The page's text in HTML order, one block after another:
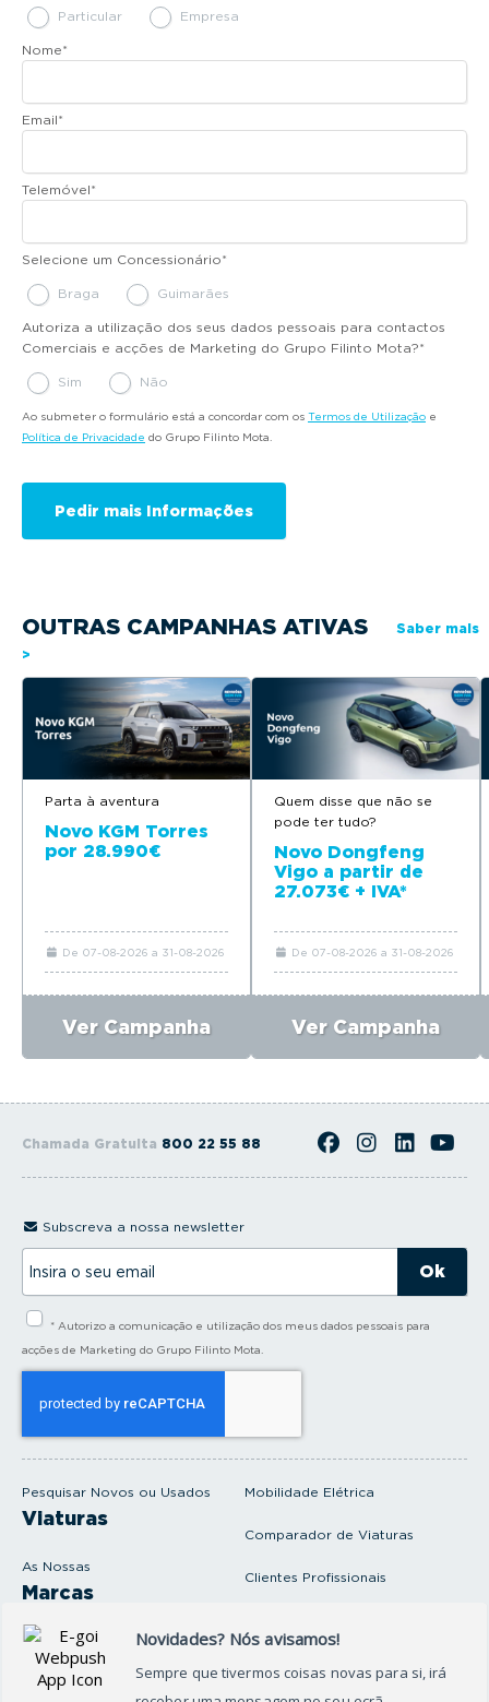
Particular Empresa
Nome*
Email*
Telemóvel*
Selecione um Concessionário*
Braga Guimarães
Autoriza a utilização dos seus dados pessoais para contactos
Comerciais e acções de Marketing do Grupo Filinto Mota?*
Sim Não
Ao submeter o formulário está a concordar com os Termos de Utilização e
Política de Privacidade do Grupo Filinto Mota.
OUTRAS CAMPANHAS ATIVAS
Saber mais
>
Parta à aventura
Novo KGM Torres
por 28.990€
De 07-08-2026 a 31-08-2026
Ver Campanha
Quem disse que não se
pode ter tudo?
Novo Dongfeng
Vigo a partir de
27.073€ + IVA*
De 07-08-2026 a 31-08-2026
Ver Campanha
Chamada Gratuita 800 22 55 88
Pesquisar Novos ou Usados
Viaturas
As Nossas
Marcas
Produtos e serviços
Oficina
Mobilidade Elétrica
Comparador de Viaturas
Clientes Profissionais
Subscreva a nossa newsletter
s
* Autorizo a comunicação e utilização dos meus dados pessoais para
acções de Marketing do Grupo Filinto Mota.